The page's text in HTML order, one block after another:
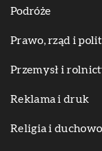
Podróże
Prawo, rząd i
Przemysł i
Reklama i druk
Religia i